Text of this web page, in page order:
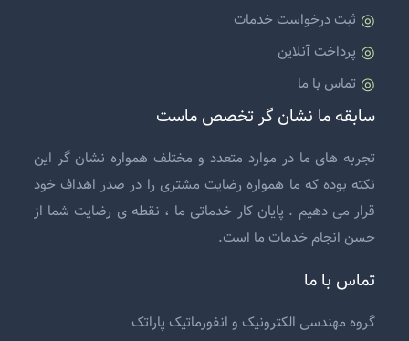
ثبت درخواست خدمات
پرداخت آنلاین
تماس با ما
سابقه ما نشان گر تخصص ماست
تجربه های ما در موارد متعدد و مختلف همواره نشان گر این
نکته بوده که ما همواره رضایت مشتری را در صدر اهداف خود
قرار می دهیم . پایان کار خدماتی ما ، نقطه ی رضایت شما از
حسن انجام خدمات ما است.
تماس با ما
گروه مهندسی الکترونیک و انفورماتیک پاراتک